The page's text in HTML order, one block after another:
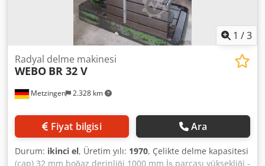
1 /3
Metzingen 2.328 km
Radyal delme makinesi
WEBO BR 32 V
Fiyat bilgisi Ara
Durum: ikinci el, Üretim yılı: 1970, Çelikte delme kapasitesi
(çap) 32 mm boğaz derinliği 1000 mm İş parçası yüksekliği -